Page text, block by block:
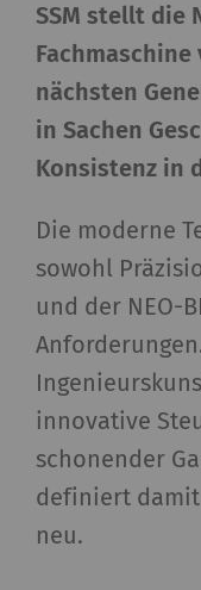
SSM stellt die
nächsten
in Sachen
Konsistenz in
Die moderne
sowohl
und der NEO-
innovative
schonender
definiert
neu.